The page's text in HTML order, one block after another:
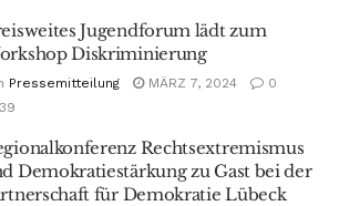
Jugendforum lädt zum
Diskriminierung
Pressemitteilung MÄRZ 7, 2024
0
39
Rechtsextremismus
Demokratiestärkung zu Gast bei der
für Demokratie Lübeck